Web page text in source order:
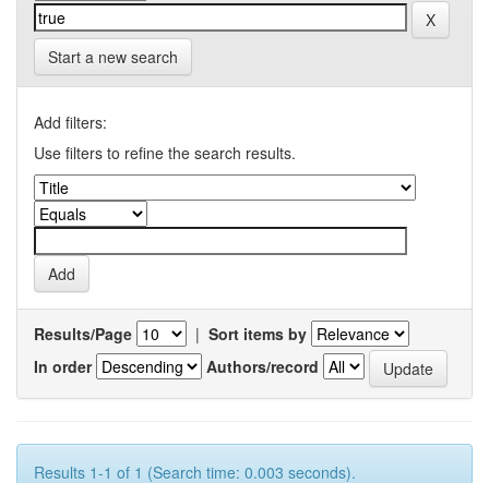
Start a new search
Add filters:
Use filters to refine the search results.
Results/Page | Sort items by
In order
Authors/record
Results 1-1 of 1 (Search time: 0.003 seconds).